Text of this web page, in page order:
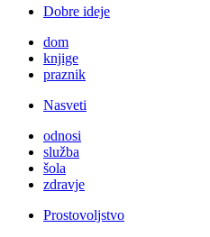
Dobre ideje
dom
knjige
praznik
Nasveti
odnosi
služba
šola
zdravje
Prostovoljstvo